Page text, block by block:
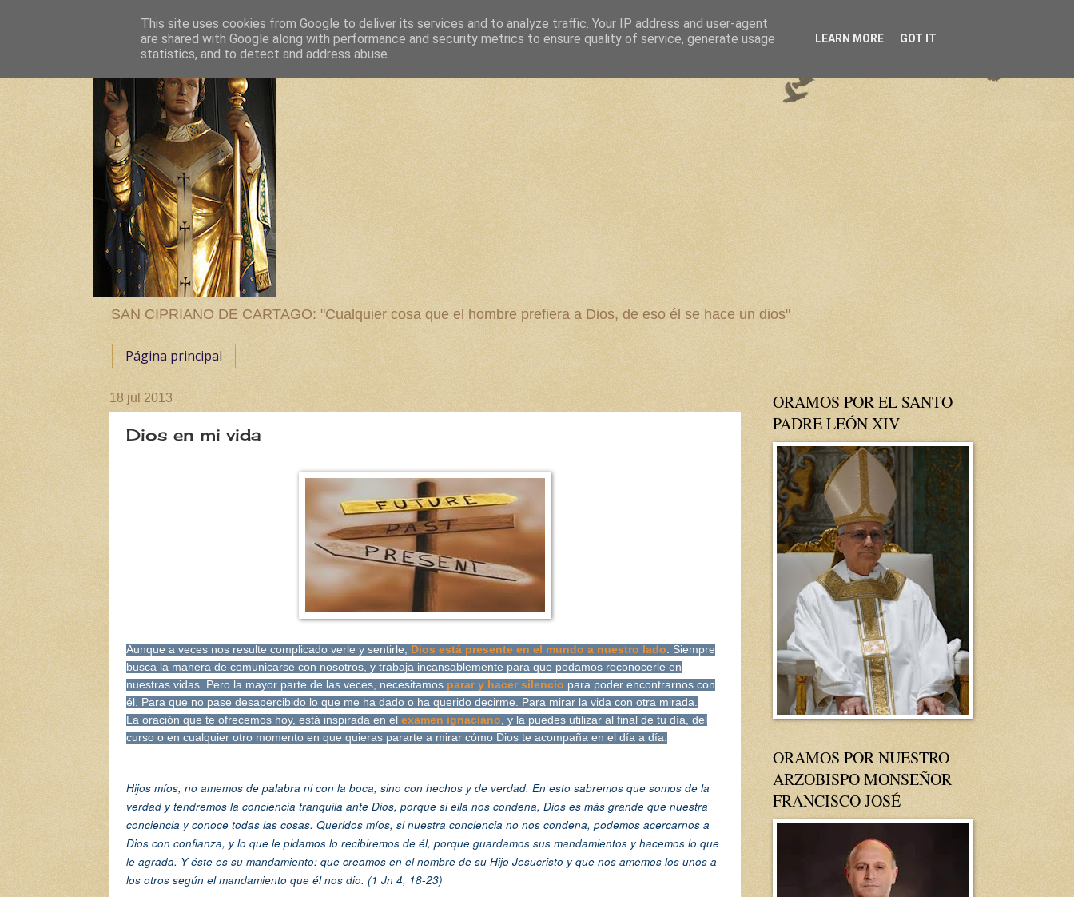
SAN CIPRIANO DE CARTAGO: "Cualquier cosa que el hombre prefiera a Dios, de eso él se hace un dios"
Página principal
18 jul 2013
Dios en mi vida
Aunque a veces nos resulte complicado verle y sentirle, Dios está presente en el mundo a nuestro lado . Siempre
busca la manera de comunicarse con nosotros, y trabaja incansablemente para que podamos reconocerle en
nuestras vidas. Pero la mayor parte de las veces, necesitamos parar y hacer silencio para poder encontrarnos con
él. Para que no pase desapercibido lo que me ha dado o ha querido decirme. Para mirar la vida con otra mirada.
La oración que te ofrecemos hoy, está inspirada en el examen ignaciano , y la puedes utilizar al final de tu día, del
curso o en cualquier otro momento en que quieras pararte a mirar cómo Dios te acompaña en el día a día.
Hijos míos, no amemos de palabra ni con la boca, sino con hechos y de verdad. En esto sabremos que somos de la
verdad y tendremos la conciencia tranquila ante Dios, porque si ella nos condena, Dios es más grande que nuestra
conciencia y conoce todas las cosas. Queridos míos, si nuestra conciencia no nos condena, podemos acercarnos a
Dios con confianza, y lo que le pidamos lo recibiremos de él, porque guardamos sus mandamientos y hacemos lo que
le agrada. Y éste es su mandamiento: que creamos en el nombre de su Hijo Jesucristo y que nos amemos los unos a
los otros según el mandamiento que él nos dio. (1 Jn 4, 18-23)
ORAMOS POR EL SANTO
PADRE LEÓN XIV
ORAMOS POR NUESTRO
ARZOBISPO MONSEÑOR
FRANCISCO JOSÉ
This site uses cookies from Google to deliver its services and to analyze traffic. Your IP address and user-agent
are shared with Google along with performance and security metrics to ensure quality of service, generate usage
statistics, and to detect and address abuse.
LEARN MORE GOT IT